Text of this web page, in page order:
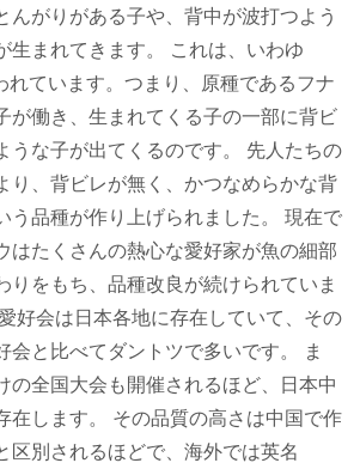
んがりがある子や、背中が波打つよう
生まれてきます。 これは、いわゆ
れています。つまり、原種であるフナ
が働き、生まれてくる子の一部に背ビ
うな子が出てくるのです。 先人たちの
り、背ビレが無く、かつなめらかな背
う品種が作り上げられました。 現在で
はたくさんの熱心な愛好家が魚の細部
りをもち、品種改良が続けられていま
好会は日本各地に存在していて、その
会と比べてダントツで多いです。 ま
の全国大会も開催されるほど、日本中
在します。 その品質の高さは中国で作
区別されるほどで、海外では英名